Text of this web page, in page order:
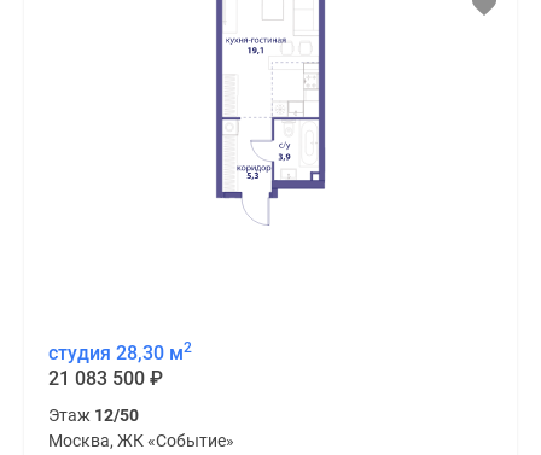
студия 28,30 м2
21 083 500 ₽
Этаж 12/50
Москва, ЖК «Событие»